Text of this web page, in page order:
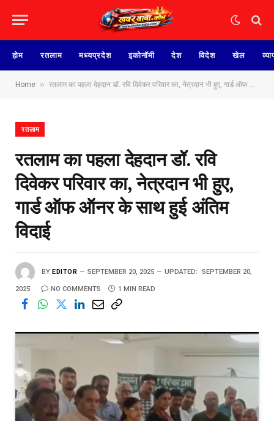
होम रतलाम मध्यप्रदेश इकोनॉमी देश विदेश खेल
Home » रतलाम का पहला देहदान डॉ. रवि दिवेकर परिवार का, नेत्रदान भी हुए, गार्ड ऑफ ऑनर के साथ हुई अंतिम विदाई
रतलाम
रतलाम का पहला देहदान डॉ. रवि
दिवेकर परिवार का, नेत्रदान भी हुए,
गार्ड ऑफ ऑनर के साथ हुई अंतिम
विदाई
BY EDITOR SEPTEMBER 20, 2025 UPDATED: SEPTEMBER 20,
2025 NO COMMENTS 1 MIN READ